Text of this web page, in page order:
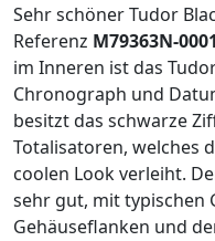
Sehr schöner Tudor
Referenz M79363N-0001
im Inneren ist das
Chronograph und
besitzt das schwarze
Totalisatoren, welches
coolen Look verleiht.
sehr gut, mit typischen
Gehäuseflanken und